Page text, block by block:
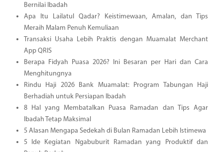
Bernilai Ibadah
Apa Itu Lailatul Qadar? Keistimewaan, Amalan, dan Tips
Meraih Malam Penuh Kemuliaan
Transaksi Usaha Lebih Praktis dengan Muamalat Merchant
App QRIS
Berapa Fidyah Puasa 2026? Ini Besaran per Hari dan Cara
Menghitungnya
Rindu Haji 2026 Bank Muamalat: Program Tabungan Haji
Berhadiah untuk Persiapan Ibadah
8 Hal yang Membatalkan Puasa Ramadan dan Tips Agar
Ibadah Tetap Maksimal
5 Alasan Mengapa Sedekah di Bulan Ramadan Lebih Istimewa
5 Ide Kegiatan Ngabuburit Ramadan yang Produktif dan